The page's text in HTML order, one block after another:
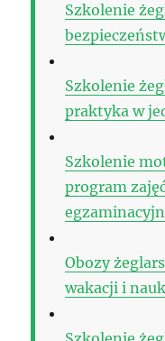
Szkolenie
Szkolenie
praktyka w
Szkolenie
program
Obozy
wakacji i